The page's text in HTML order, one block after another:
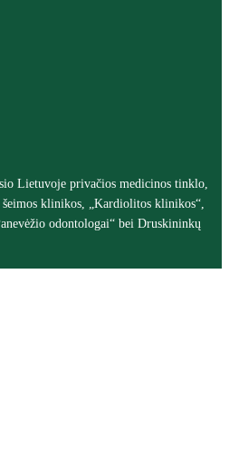
Lietuvoje privačios medicinos tinklo,
klinikos, „Kardiolitos klinikos“,
odontologai“ bei Druskininkų